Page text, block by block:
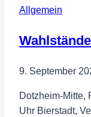
Allgemein
9. September
Dotzheim-Mitte,
Uhr Bierstadt,